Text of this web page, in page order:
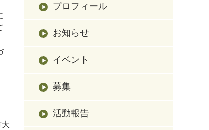
プロフィール
お知らせ
イベント
募集
活動報告